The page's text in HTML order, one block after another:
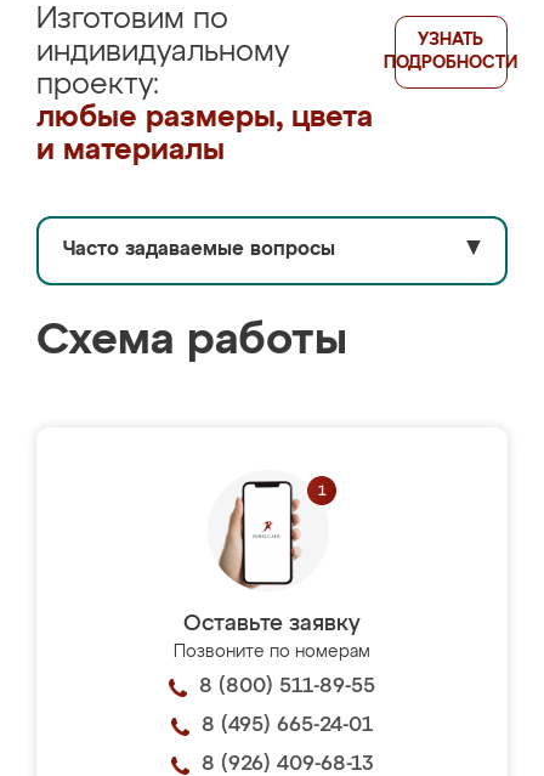
Изготовим по
индивидуальному
проекту:
любые размеры, цвета
и материалы
УЗНАТЬ
ПОДРОБНОСТИ
Часто задаваемые вопросы ▼
Схема работы
Оставьте заявку
Позвоните по номерам
8 (800) 511-89-55
8 (495) 665-24-01
8 (926) 409-68-13